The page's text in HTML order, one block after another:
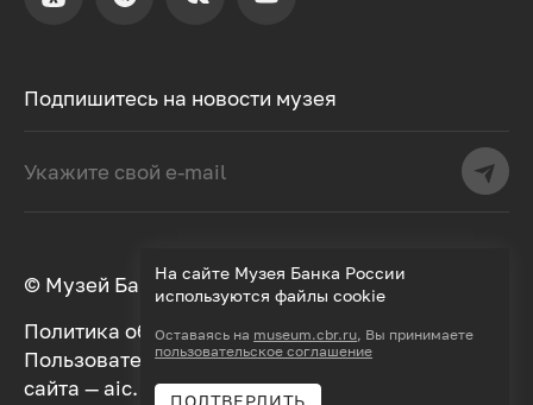
Подпишитесь на новости музея
© Музей Банка России, 2000–2026
Политика обработки персональных данных
Пользовательское соглашение
сайта — aic. Разработка —
На сайте Музея Банка России
используются файлы cookie
Оставаясь на museum.cbr.ru, Вы принимаете
пользовательское соглашение